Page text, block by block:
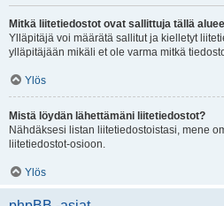
Mitkä liitetiedostot ovat sallittuja tällä
Ylläpitäjä voi määrätä sallitut ja kielletyt
ylläpitäjään mikäli et ole varma mitkä
Ylös
Mistä löydän lähettämäni liitetiedostot?
Nähdäksesi listan liitetiedostoistasi, mene
liitetiedostot-osioon.
Ylös